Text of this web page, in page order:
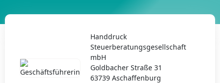
Handdruck
Steuerberatungsgesellschaft
mbH
Goldbacher Straße 31
63739 Aschaffenburg